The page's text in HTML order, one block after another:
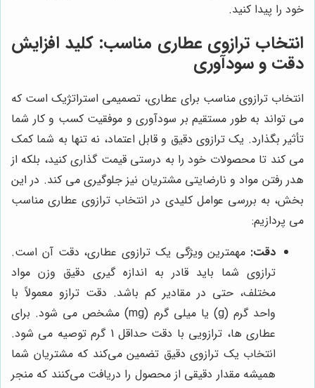
خود را پیدا کنید.
انتخاب ترازوی عطاری مناسب: کلید افزایش
دقت و سودآوری
انتخاب ترازوی مناسب برای عطاری، تصمیمی استراتژیک است که
می تواند به طور مستقیم بر سودآوری و موفقیت کسب و کار شما
تأثیر بگذارد. یک ترازوی دقیق و قابل اعتماد، نه تنها به شما کمک
می کند تا محصولات خود را به درستی قیمت گذاری کنید، بلکه از
هدر رفتن مواد و نارضایتی مشتریان نیز جلوگیری می کند. در این
بخش، به بررسی عوامل کلیدی در انتخاب ترازوی عطاری مناسب
می پردازیم:
دقت: مهمترین ویژگی یک ترازوی عطاری، دقت آن است.
ترازوی شما باید قادر به اندازه گیری دقیق وزن مواد
مختلف، حتی در مقادیر کم باشد. دقت ترازو معمولاً با
واحد گرم (g) یا میلی گرم (mg) مشخص می شود. برای
عطاری ها، ترازویی با دقت حداقل 1 گرم توصیه می شود.
انتخاب یک ترازوی دقیق تضمین می‌کند که مشتریان شما
همیشه مقدار دقیقی از محصول را دریافت می‌کنند که منجر